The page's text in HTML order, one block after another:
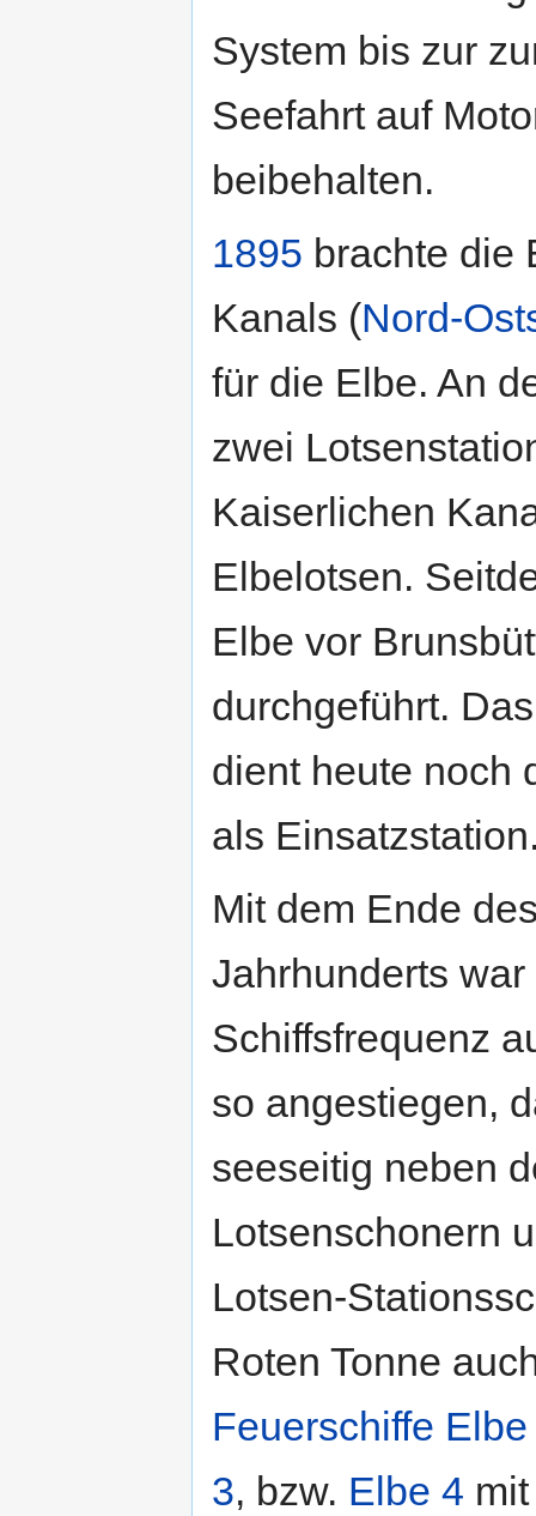
System bis zur
Seefahrt auf
beibehalten.
1895 brachte die
Kanals (Nord-
für die Elbe. An
zwei
Kaiserlichen
Elbelotsen.
Elbe vor
durchgeführt.
dient heute noch
als
Mit dem Ende
Jahrhunderts war
Schiffsfrequenz
so angestiegen,
seeseitig neben
Lotsenschonern
Lotsen-
Roten Tonne
Feuerschiffe
3, bzw. Elbe 4